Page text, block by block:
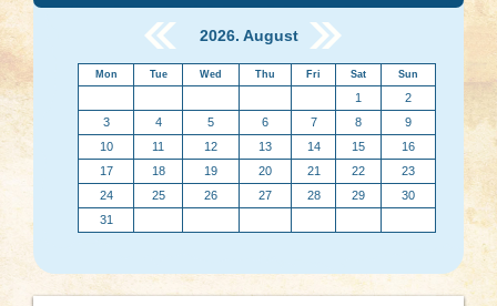
2026. August
Mon Tue Wed Thu Fri Sat Sun
1
2
3
4 5 6 7 8
9
10
11 12 13 14 15
16
17
18 19 20 21 22
23
24
25 26 27 28 29
30
31